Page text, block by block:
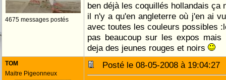
4675 messages postés
ben déjà les coquillés hollandais ça
il n'y a qu'en angleterre où j'en ai
avec toutes les couleurs possibles
pas beaucoup sur les expos
deja des jeunes rouges et noirs
TOM
Maitre Pigeonneux
Posté le 08-05-2008 à